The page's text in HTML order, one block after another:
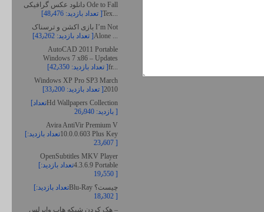
دانلود عکس گرافیکی Ode to Fall
Tex...[تعداد بازدید: 48٫476 ]
بازی اکشن و ترسناک I’m Not
Alone ...[تعداد بازدید: 43٫262 ]
AutoCAD 2011 Portable
Windows 7 x86 – Updates
fr... [تعداد بازدید: 42٫350 ]
Windows XP Pro SP3 March
2010[تعداد بازدید: 33٫200 ]
Hd Wallpapers Collection
[تعداد
بازدید: 26٫940 ]
Avira AntiVir Premium V
10.0.0.603 Plus Key
[تعداد بازدید:
23٫607 ]
OpenSubtitles MKV Player
4.3.6.9 Portable
[تعداد بازدید:
19٫550 ]
Blu-Ray چیست؟
[تعداد بازدید:
18٫302 ]
هک کردن شبکه هاب وایرلس –